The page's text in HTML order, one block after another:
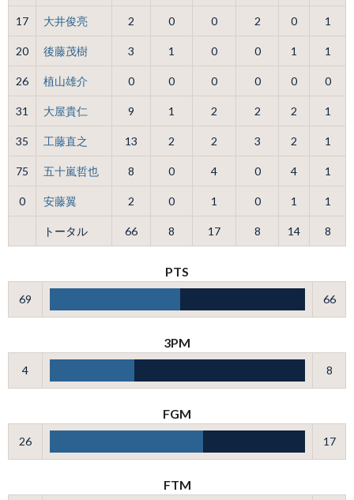
17 大井俊亮 2 0 0 2 0 1
20 後藤茂樹 3 1 0 0 1 1
26 植山雄介 0 0 0 0 0 0
31 大屋貴仁 9 1 2 2 2 1
35 工藤直之 13 2 2 3 2 1
75 五十嵐哲也 8 0 4 0 4 1
0 安藤翼 2 0 1 0 1 1
トータル 66 8 17 8 14 8
PTS
69 66
3PM
4 8
FGM
26 17
FTM